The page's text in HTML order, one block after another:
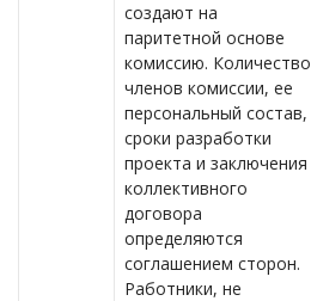
создают на
паритетной основе
комиссию. Количество
членов комиссии, ее
персональный состав,
сроки разработки
проекта и заключения
коллективного
договора
определяются
соглашением сторон.
Работники, не